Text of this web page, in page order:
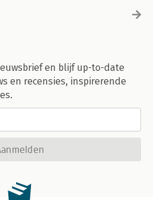
en blijf up-to-date
en recensies, inspirerende